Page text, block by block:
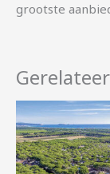
grootste